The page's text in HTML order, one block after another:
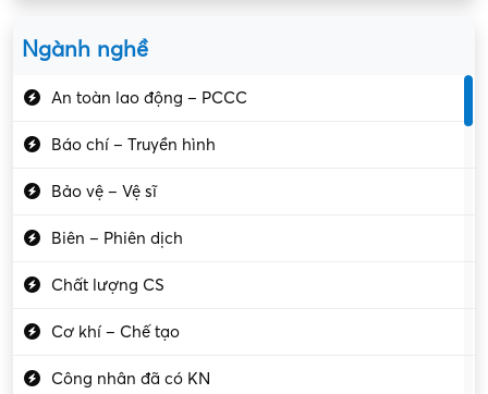
Ngành nghề
An toàn lao động – PCCC
Báo chí – Truyền hình
Bảo vệ – Vệ sĩ
Biên – Phiên dịch
Chất lượng CS
Cơ khí – Chế tạo
Công nhân đã có KN